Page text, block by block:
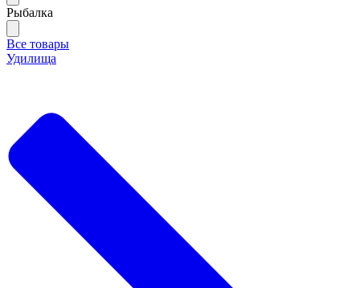
Рыбалка
Все товары
Удилища